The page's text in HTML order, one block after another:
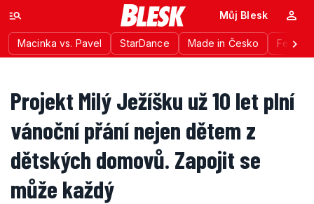
Macinka vs. Pavel StarDance Made in Česko
Můj Blesk
Projekt Milý Ježíšku už 10 let plní
vánoční přání nejen dětem z
dětských domovů. Zapojit se
může každý